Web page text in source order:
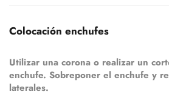
Colocación enchufes
Utilizar una corona o realizar un
enchufe. Sobreponer el enchufe y
laterales.